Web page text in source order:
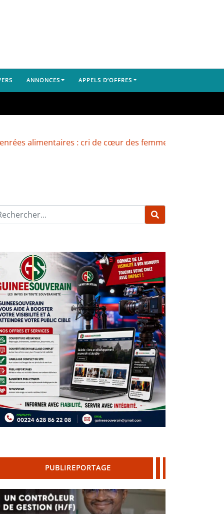
ANNONCES APPELS D’OFFRES
: cri de cœur des femmes du marché de
PUBLIREPORTAGE